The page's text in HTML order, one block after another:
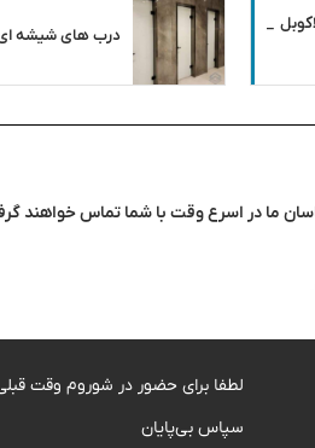
_
درب های شیشه ای
ما در اسرع وقت با شما تماس خواهند
لطفا برای حضور در شوروم وقت
سپاس بی‌پایان